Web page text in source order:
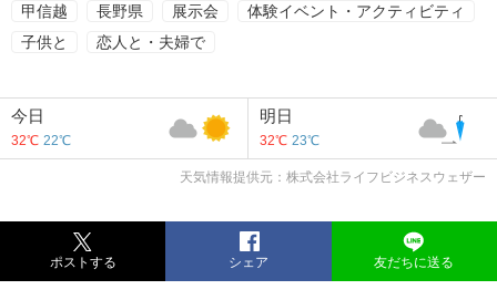
甲信越 長野県 展示会
体験イベント・アクティビティ
子供と
恋人と・夫婦で
今日
32℃ 22℃
明日
32℃ 23℃
天気情報提供元：株式会社ライフビジネスウェザー
ポストする シェア 友だちに送る